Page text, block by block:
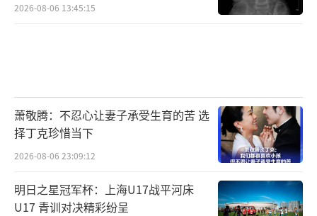
如果大家在添加辅食时由于食物相克，而
2026-08-06 13:45:15
萧敬腾：不忍心让妻子承受生育的苦 选
择丁克珍惜当下
2026-08-06 23:09:12
明日之星冠军杯：上海U17战平河床
U17 青训对决精彩纷呈